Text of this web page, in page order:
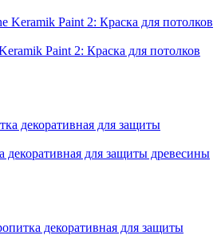
Paint 2: Краска для потолков
декоративная для защиты древесины